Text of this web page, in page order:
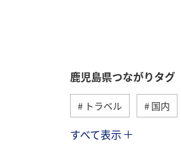
鹿児島県つながりタグ
トラベル 国内
東京都
すべて表示